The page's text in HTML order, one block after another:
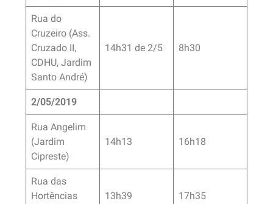
Rua do
Cruzeiro (Ass.
Cruzado II,
CDHU, Jardim
Santo André)
14h31 de 2/5 8h30
2/05/2019
Rua Angelim
(Jardim
Cipreste)
14h13 16h18
Rua das
Hortências
13h39 17h35